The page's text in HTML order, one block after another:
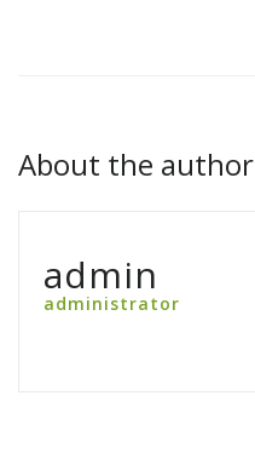
About the author
admin
administrator